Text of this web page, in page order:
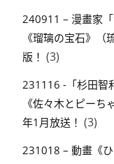
240911 – 漫畫家
《瑠璃の宝石》
版！ (3)
231116 -「杉田智
《佐々木とピー
年1月放送！ (3)
231018 – 動畫《